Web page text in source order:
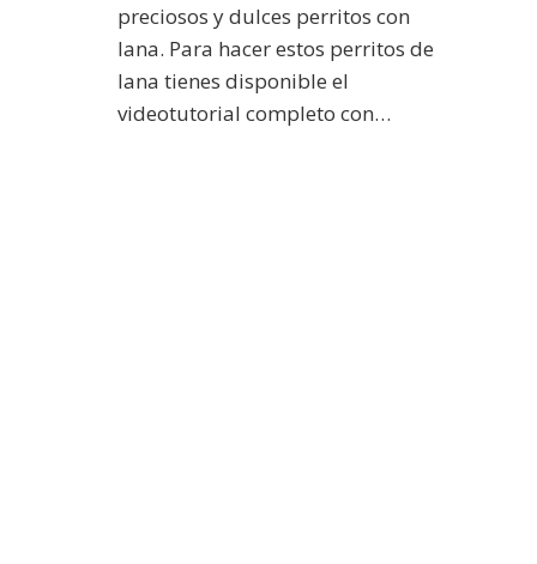
preciosos y dulces perritos con
lana. Para hacer estos perritos de
lana tienes disponible el
videotutorial completo con…